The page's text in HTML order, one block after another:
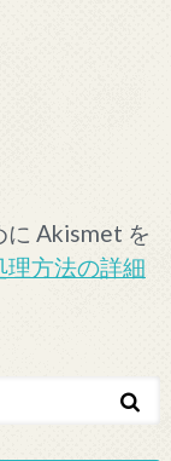
に Akismet を
理方法の詳細